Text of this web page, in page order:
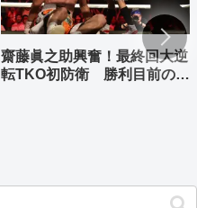
齋藤眞之助興奮！最終回大逆
転TKO初防衛 勝利目前の村